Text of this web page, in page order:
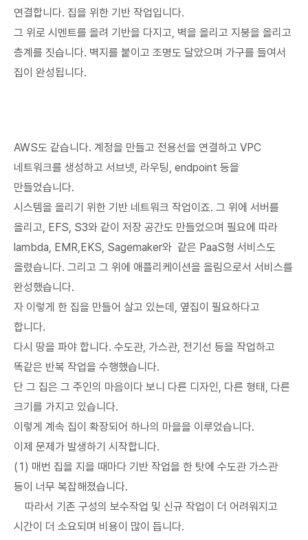
연결합니다. 집을 위한 기반 작업입니다.
그 위로 시멘트를 올려 기반을 다지고, 벽을 올리고 지붕을 올리고
층계를 짓습니다. 벽지를 붙이고 조명도 달았으며 가구를 들여서
집이 완성됩니다.
AWS도 같습니다. 계정을 만들고 전용선을 연결하고 VPC
네트워크를 생성하고 서브넷, 라우팅, endpoint 등을
만들었습니다.
시스템을 올리기 위한 기반 네트워크 작업이죠. 그 위에 서버를
올리고, EFS, S3와 같이 저장 공간도 만들었으며 필요에 따라
lambda, EMR,EKS, Sagemaker와 같은 PaaS형 서비스도
올렸습니다. 그리고 그 위에 애플리케이션을 올림으로서 서비스를
완성했습니다.
자 이렇게 한 집을 만들어 살고 있는데, 옆집이 필요하다고
합니다.
다시 땅을 파야 합니다. 수도관, 가스관, 전기선 등을 작업하고
똑같은 반복 작업을 수행했습니다.
단 그 집은 그 주인의 마음이다 보니 다른 디자인, 다른 형태, 다른
크기를 가지고 있습니다.
이렇게 계속 집이 확장되어 하나의 마을을 이루었습니다.
이제 문제가 발생하기 시작합니다.
(1) 매번 집을 지을 때마다 기반 작업을 한 탓에 수도관 가스관
등이 너무 복잡해졌습니다.
따라서 기존 구성의 보수작업 및 신규 작업이 더 어려워지고
시간이 더 소요되며 비용이 많이 듭니다.